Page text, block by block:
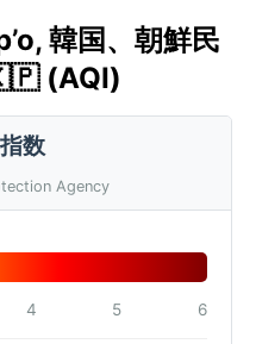
韓国、朝鮮民
(AQI)
数
Agency
4 5 6